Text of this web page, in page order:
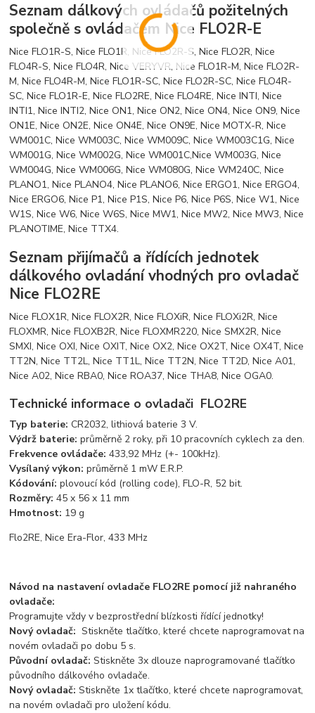
Seznam dálkových ovládačů požitelných
společně s ovládačem Nice FLO2R-E
Nice FLO1R-S, Nice FLO1R, Nice FLO2R-S, Nice FLO2R, Nice
FLO4R-S, Nice FLO4R, Nice VERYVR, Nice FLO1R-M, Nice FLO2R-
M, Nice FLO4R-M, Nice FLO1R-SC, Nice FLO2R-SC, Nice FLO4R-
SC, Nice FLO1R-E, Nice FLO2RE, Nice FLO4RE, Nice INTI, Nice
INTI1, Nice INTI2, Nice ON1, Nice ON2, Nice ON4, Nice ON9, Nice
ON1E, Nice ON2E, Nice ON4E, Nice ON9E, Nice MOTX-R, Nice
WM001C, Nice WM003C, Nice WM009C, Nice WM003C1G, Nice
WM001G, Nice WM002G, Nice WM001C,Nice WM003G, Nice
WM004G, Nice WM006G, Nice WM080G, Nice WM240C, Nice
PLANO1, Nice PLANO4, Nice PLANO6, Nice ERGO1, Nice ERGO4,
Nice ERGO6, Nice P1, Nice P1S, Nice P6, Nice P6S, Nice W1, Nice
W1S, Nice W6, Nice W6S, Nice MW1, Nice MW2, Nice MW3, Nice
PLANOTIME, Nice TTX4.
Seznam přijímačů a řídících jednotek
dálkového ovladání vhodných pro ovladač
Nice FLO2RE
Nice FLOX1R, Nice FLOX2R, Nice FLOXiR, Nice FLOXi2R, Nice
FLOXMR, Nice FLOXB2R, Nice FLOXMR220, Nice SMX2R, Nice
SMXI, Nice OXI, Nice OXIT, Nice OX2, Nice OX2T, Nice OX4T, Nice
TT2N, Nice TT2L, Nice TT1L, Nice TT2N, Nice TT2D, Nice A01,
Nice A02, Nice RBA0, Nice ROA37, Nice THA8, Nice OGA0.
Technické informace o ovladači FLO2RE
Typ baterie: CR2032, lithiová baterie 3 V.
Výdrž baterie: průměrně 2 roky, při 10 pracovních cyklech za den.
Frekvence ovládače: 433,92 MHz (+- 100kHz).
Vysílaný výkon: průměrně 1 mW E.R.P.
Kódování: plovoucí kód (rolling code), FLO-R, 52 bit.
Rozměry: 45 x 56 x 11 mm
Hmotnost: 19 g
Flo2RE, Nice Era-Flor, 433 MHz
Návod na nastavení ovladače FLO2RE pomocí již nahraného
ovladače:
Programujte vždy v bezprostřední blízkosti řídící jednotky!
Nový ovladač: Stiskněte tlačítko, které chcete naprogramovat na
novém ovladači po dobu 5 s.
Původní ovladač:Stiskněte 3x dlouze naprogramované tlačítko
původního dálkového ovladače.
Nový ovladač:Stiskněte 1x tlačítko, které chcete naprogramovat,
na novém ovladači pro uložení kódu.